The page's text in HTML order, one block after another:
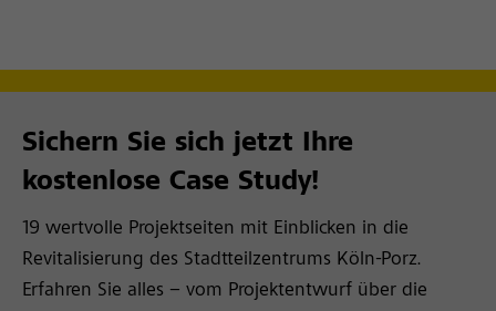
Sichern Sie sich jetzt Ihre
kostenlose Case Study!
19 wertvolle Projektseiten mit Einblicken in die
Revitalisierung des Stadtteilzentrums Köln-Porz.
Erfahren Sie alles – vom Projektentwurf über die